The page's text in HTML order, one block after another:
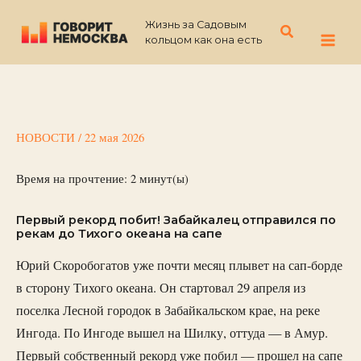
содержимому
Жизнь за Садовым
кольцом как она есть
Поиск
НОВОСТИ / 22 мая 2026
Время на прочтение: 2 минут(ы)
Первый рекорд побит! Забайкалец отправился по
рекам до Тихого океана на сапе
Юрий Скоробогатов уже почти месяц плывет на сап-борде
в сторону Тихого океана. Он стартовал 29 апреля из
поселка Лесной городок в Забайкальском крае, на реке
Ингода. По Ингоде вышел на Шилку, оттуда — в Амур.
Первый собственный рекорд уже побил — прошел на сапе